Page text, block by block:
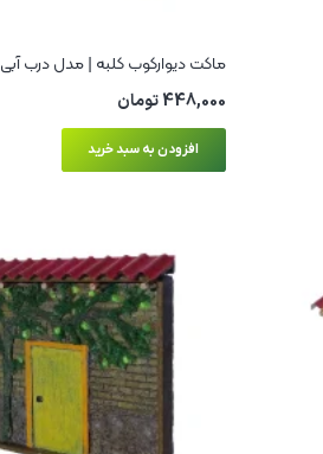
ماکت دیوارکوب کلبه | مدل درب آبی
448,000 تومان
افزودن به سبد خرید